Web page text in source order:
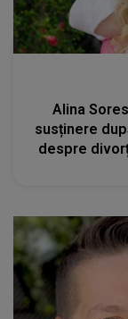
Alina
susținere
despre